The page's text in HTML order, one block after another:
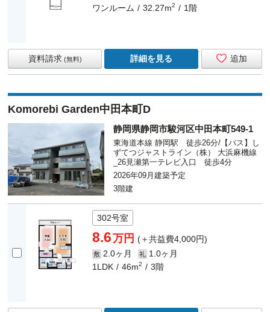
ワンルーム
32.27m2 1階
追加
資料請求 (無料) 詳細を見る
Komorebi Garden中田本町D
静岡県静岡市駿河区中田本町549-1
東海道本線 静岡駅 徒歩26分/【バス】し
ずてつジャストライン（株） 大浜麻機線
_26見瀬第一テレビ入口 徒歩4分
2026年09月建築予定
3階建
302号室
8.6万円(＋共益費4,000円)
敷 2.0ヶ月 礼 1.0ヶ月
1LDK
46m2 3階